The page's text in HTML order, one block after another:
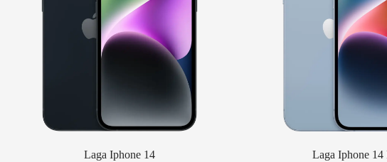
Laga Iphone 14 Laga Iphone 14